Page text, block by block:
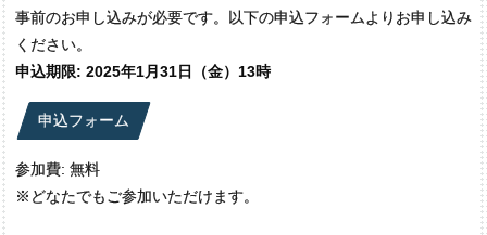
事前のお申し込みが必要です。以下の申込フォームよりお申し込み
ください。
申込期限: 2025年1月31日（金）13時
申込フォーム
参加費: 無料
※どなたでもご参加いただけます。